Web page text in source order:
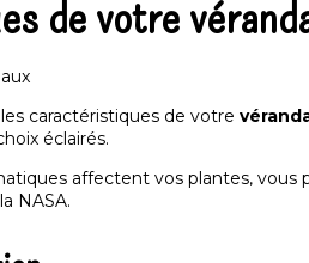
de votre
les caractéristiques de votre
éclairés.
affectent vos plantes, vous
NASA.